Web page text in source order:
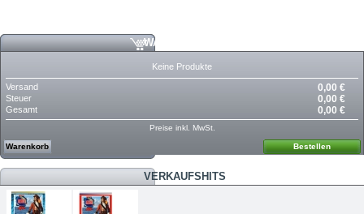
WARENKORB
Keine Produkte
Versand 0,00 €
Steuer 0,00 €
Gesamt 0,00 €
Preise inkl. MwSt.
Warenkorb Bestellen
VERKAUFSHITS